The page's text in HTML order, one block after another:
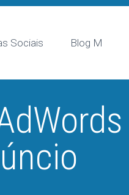
Sociais Blog M